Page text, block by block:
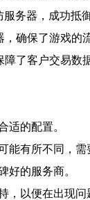
务器，成功抵
确保了游戏的
了客户交易数
适的配置。
能有所不同，需
好的服务商。
以便在出现问